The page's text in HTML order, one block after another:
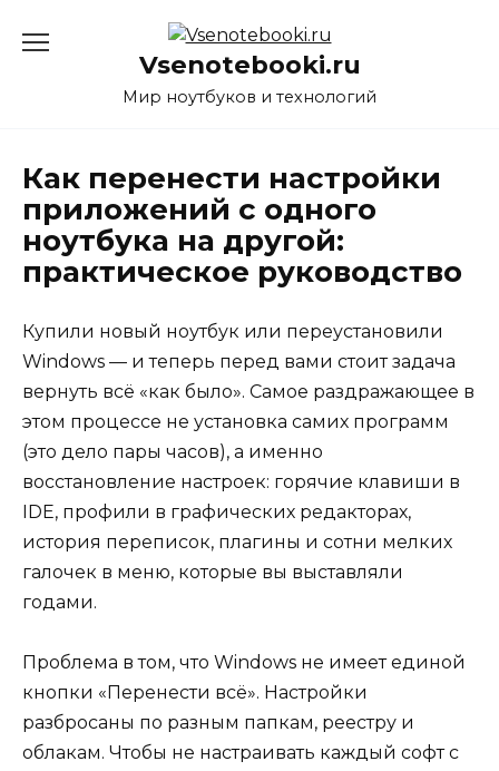
Vsenotebooki.ru
Мир ноутбуков и технологий
Как перенести настройки
приложений с одного
ноутбука на другой:
практическое руководство
Купили новый ноутбук или переустановили
Windows — и теперь перед вами стоит задача
вернуть всё «как было». Самое раздражающее в
этом процессе не установка самих программ
(это дело пары часов), а именно
восстановление настроек: горячие клавиши в
IDE, профили в графических редакторах,
история переписок, плагины и сотни мелких
галочек в меню, которые вы выставляли
годами.
Проблема в том, что Windows не имеет единой
кнопки «Перенести всё». Настройки
разбросаны по разным папкам, реестру и
облакам. Чтобы не настраивать каждый софт с